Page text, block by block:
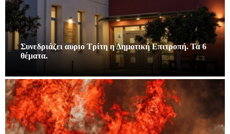
Συνεδριάζει αυριο Τρίτη η Δημοτική Επιτροπή. Τα 6
θέματα.